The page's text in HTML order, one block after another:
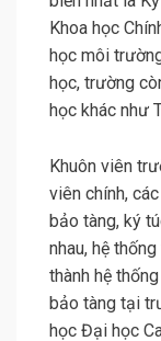
Khoa học
học môi
học, trường
học khác như
Khuôn viên
viên chính,
bảo tàng, ký
nhau, hệ
thành hệ
bảo tàng tại
học Đại học